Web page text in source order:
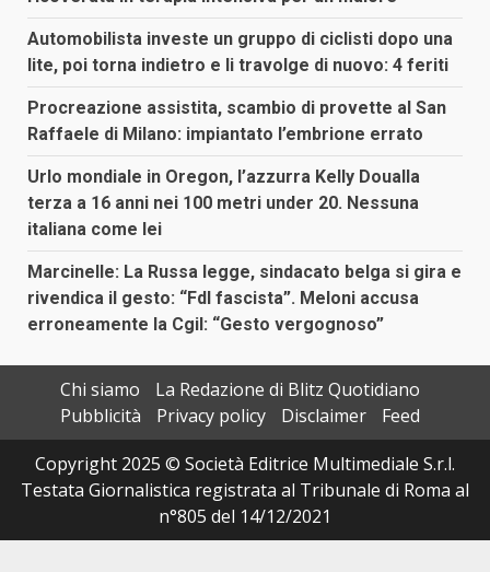
Automobilista investe un gruppo di ciclisti dopo una
lite, poi torna indietro e li travolge di nuovo: 4 feriti
Procreazione assistita, scambio di provette al San
Raffaele di Milano: impiantato l’embrione errato
Urlo mondiale in Oregon, l’azzurra Kelly Doualla
terza a 16 anni nei 100 metri under 20. Nessuna
italiana come lei
Marcinelle: La Russa legge, sindacato belga si gira e
rivendica il gesto: “FdI fascista”. Meloni accusa
erroneamente la Cgil: “Gesto vergognoso”
Chi siamo
La Redazione di Blitz Quotidiano
Pubblicità
Privacy policy Disclaimer
Feed
Copyright 2025 © Società Editrice Multimediale S.r.l.
Testata Giornalistica registrata al Tribunale di Roma al
n°805 del 14/12/2021